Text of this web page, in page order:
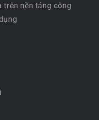
nền tảng công